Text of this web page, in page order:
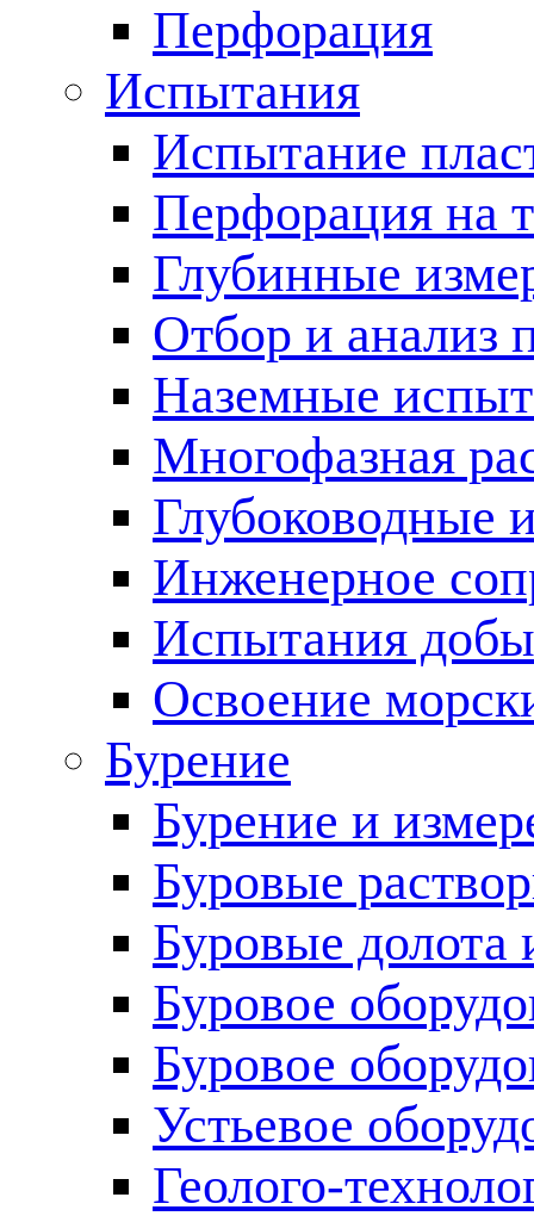
Перфорация
Испытания
Испытание
Перфорация на
Глубинные
Отбор и анализ
Наземные
Многофазная
Глубоководные
Инженерное
Испытания
Освоение
Бурение
Бурение и
Буровые
Буровые долота
Буровое
Буровое
Устьевое
Геолого-